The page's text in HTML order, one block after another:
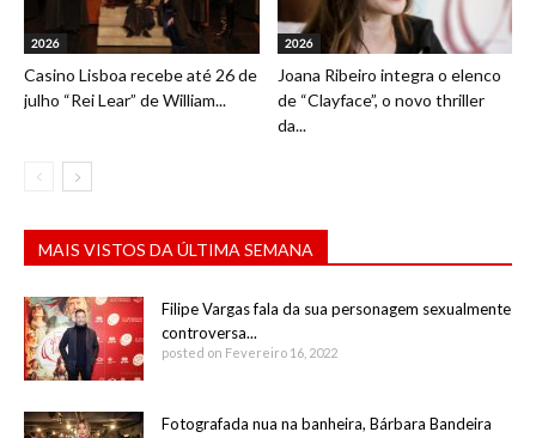
2026
Casino Lisboa recebe até 26 de
julho “Rei Lear” de William...
2026
Joana Ribeiro integra o elenco
de “Clayface”, o novo thriller
da...
MAIS VISTOS DA ÚLTIMA SEMANA
Filipe Vargas fala da sua personagem sexualmente
controversa...
posted on Fevereiro 16, 2022
Fotografada nua na banheira, Bárbara Bandeira